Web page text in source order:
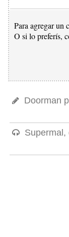
Para agregar un
O si lo preferís,
Doorman
Supermal,